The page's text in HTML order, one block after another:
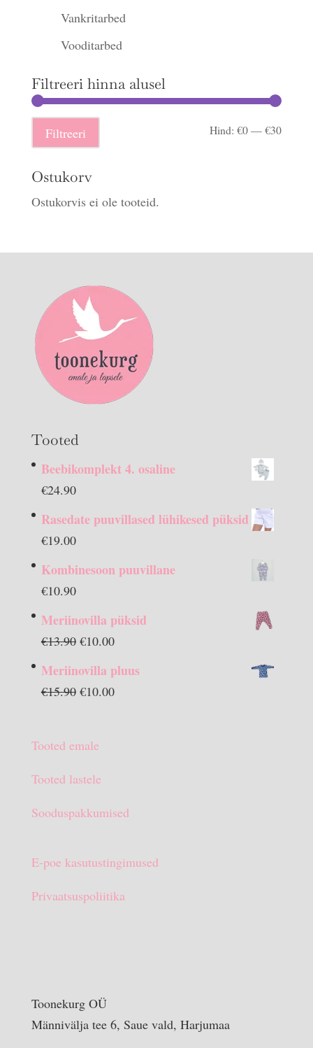
Vankritarbed
Vooditarbed
Filtreeri hinna alusel
Filtreeri Hind:€0—€30
Ostukorv
Ostukorvis ei ole tooteid.
Tooted
Beebikomplekt 4. osaline
€24.90
Rasedate puuvillased lühikesed püksid
€19.00
Kombinesoon puuvillane
€10.90
Meriinovilla püksid
€13.90 Algne
€10.00Praegune
on:
Meriinovilla pluus
€15.90 Algne
€15.90.
€10.00Praegune
Tooted emale
Tooted lastele
Sooduspakkumised
E-poe kasutustingimused
Privaatsuspoliitika
Toonekurg OÜ
Männivälja tee 6, Saue vald, Harjumaa